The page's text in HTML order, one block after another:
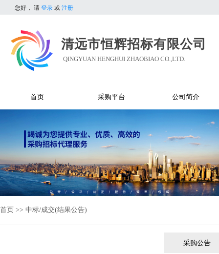
您好， 请 登录 或 注册
清远市恒辉招标有限公司
QINGYUAN HENGHUI ZHAOBIAO CO.,LTD.
首页 采购平台 公司简介
首页 >> 中标/成交(结果公告)
采购公告